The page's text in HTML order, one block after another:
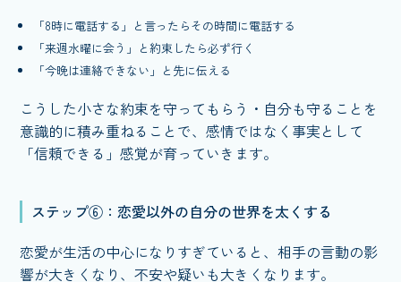
「8時に電話する」と言ったらその時間に電話する
「来週水曜に会う」と約束したら必ず行く
「今晩は連絡できない」と先に伝える
こうした小さな約束を守ってもらう・自分も守ることを
意識的に積み重ねることで、感情ではなく事実として
「信頼できる」感覚が育っていきます。
ステップ⑥：恋愛以外の自分の世界を太くする
恋愛が生活の中心になりすぎていると、相手の言動の影
響が大きくなり、不安や疑いも大きくなります。